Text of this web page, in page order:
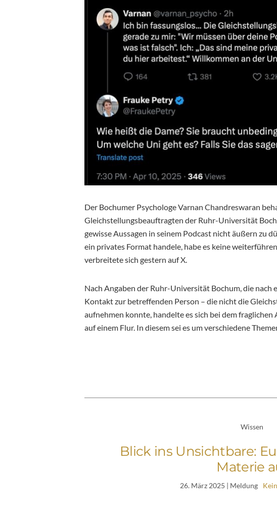
Der Bochumer Psychologe Varnan Chandreswaran
Gleichstellungsbeauftragten der Ruhr-Universität
gewisse Aussagen in seinem Podcast nicht äußern zu
ein privates Format handele, habe es keine
verbreitete sich gestern auf X.
Nach Angaben der Ruhr-Universität Bochum, die nach
Kontakt zur betreffenden Person – die nicht die
aufnehmen konnte, handelte es sich bei dem
auf einem Flur. In diesem sei es um verschiedene
Wissen
Blick ins Unsichtbare:
Materie
26. März 2025 | Meldung